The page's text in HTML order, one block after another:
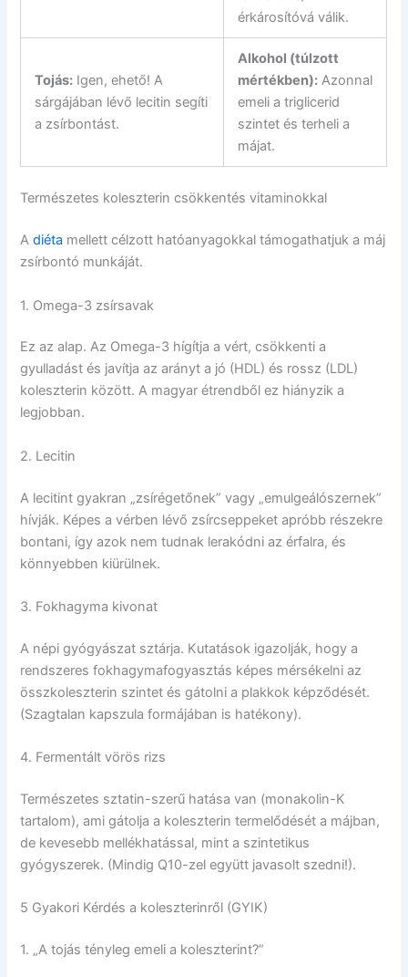
érkárosítóvá válik.
Tojás: Igen, ehető! A
sárgájában lévő lecitin segíti
a zsírbontást.
Alkohol (túlzott
mértékben): Azonnal
emeli a triglicerid
szintet és terheli a
májat.
Természetes koleszterin csökkentés vitaminokkal
Adiéta mellett célzott hatóanyagokkal támogathatjuk a máj
zsírbontó munkáját.
1. Omega-3 zsírsavak
Ez az alap. Az Omega-3 hígítja a vért, csökkenti a
gyulladást és javítja az arányt a jó (HDL) és rossz (LDL)
koleszterin között. A magyar étrendből ez hiányzik a
legjobban.
2. Lecitin
A lecitint gyakran „zsírégetőnek” vagy „emulgeálószernek”
hívják. Képes a vérben lévő zsírcseppeket apróbb részekre
bontani, így azok nem tudnak lerakódni az érfalra, és
könnyebben kiürülnek.
3. Fokhagyma kivonat
A népi gyógyászat sztárja. Kutatások igazolják, hogy a
rendszeres fokhagymafogyasztás képes mérsékelni az
összkoleszterin szintet és gátolni a plakkok képződését.
(Szagtalan kapszula formájában is hatékony).
4. Fermentált vörös rizs
Természetes sztatin-szerű hatása van (monakolin-K
tartalom), ami gátolja a koleszterin termelődését a májban,
de kevesebb mellékhatással, mint a szintetikus
gyógyszerek. (Mindig Q10-zel együtt javasolt szedni!).
5 Gyakori Kérdés a koleszterinről (GYIK)
1. „A tojás tényleg emeli a koleszterint?”